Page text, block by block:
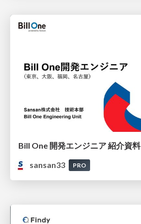
Bill One 開発エンジニア 紹介資料
sansan33
PRO